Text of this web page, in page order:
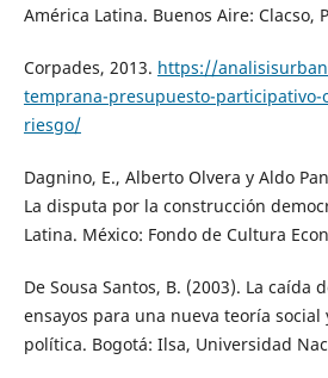
América Latina. Buenos Aire: Clacso,
Corpades, 2013. https://
temprana-presupuesto-
riesgo/
Dagnino, E., Alberto Olvera y Aldo
La disputa por la construcción
Latina. México: Fondo de Cultura
De Sousa Santos, B. (2003). La caída
ensayos para una nueva teoría
política. Bogotá: Ilsa, Universidad